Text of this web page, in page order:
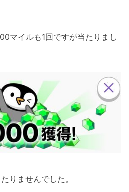
マイルも1回ですが当たりまし
りませんでした。